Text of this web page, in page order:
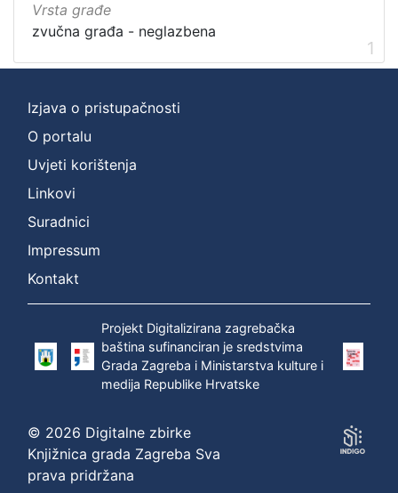
Vrsta građe
zvučna građa - neglazbena
1
Izjava o pristupačnosti
O portalu
Uvjeti korištenja
Linkovi
Suradnici
Impressum
Kontakt
Projekt Digitalizirana zagrebačka
baština sufinanciran je sredstvima
Grada Zagreba i Ministarstva kulture i
medija Republike Hrvatske
© 2026 Digitalne zbirke
Knjižnica grada Zagreba Sva
prava pridržana